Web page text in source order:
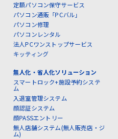
定額パソコン保守サービス
パソコン通販「PCバル」
パソコン修理
パソコンレンタル
法人PCワンストップサービス
キッティング
無人化・省人化ソリューション
スマートロック+施設予約システ
ム
入退室管理システム
顔認証システム
顔PASSエントリー
無人店舗システム(無人販売店・ジ
ム)